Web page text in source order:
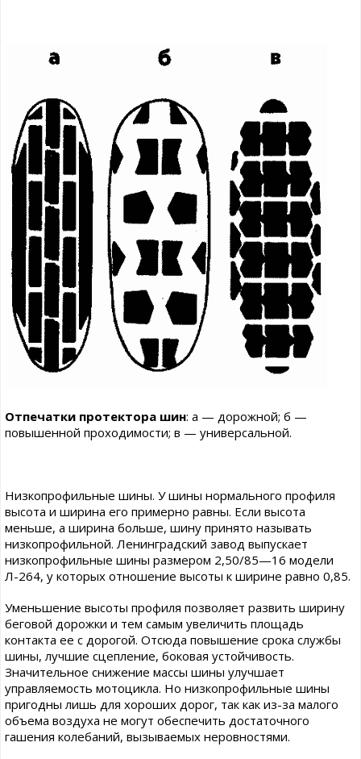
Отпечатки протектора шин: а — дорожной; б —
повышенной проходимости; в — универсальной.
Низкопрофильные шины. У шины нормального профиля
высота и ширина его примерно равны. Если высота
меньше, а ширина больше, шину принято называть
низкопрофильной. Ленинградский завод выпускает
низкопрофильные шины размером 2,50/85—16 модели
Л-264, у которых отношение высоты к ширине равно 0,85.
Уменьшение высоты профиля позволяет развить ширину
беговой дорожки и тем самым увеличить площадь
контакта ее с дорогой. Отсюда повышение срока службы
шины, лучшие сцепление, боковая устойчивость.
Значительное снижение массы шины улучшает
управляемость мотоцикла. Но низкопрофильные шины
пригодны лишь для хороших дорог, так как из-за малого
объема воздуха не могут обеспечить достаточного
гашения колебаний, вызываемых неровностями.